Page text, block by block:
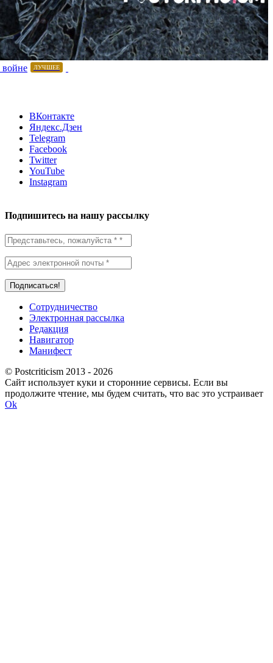
ЛУЧШЕЕ
ВКонтакте
Яндекс.Дзен
Telegram
Facebook
Twitter
YouTube
Instagram
Подпишитесь на нашу рассылку
Сотрудничество
Электронная рассылка
Редакция
Навигатор
Манифест
© Postcriticism 2013 - 2026
Сайт использует куки и сторонние сервисы. Если вы
продолжите чтение, мы будем считать, что вас это устраивает
Ok